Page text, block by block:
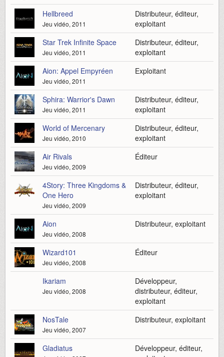
Hellbreed
Jeu vidéo, 2011
Distributeur, éditeur,
exploitant
Star Trek Infinite Space
Jeu vidéo, 2011
Distributeur, éditeur,
exploitant
Aion: Appel Empyréen
Jeu vidéo, 2011
Exploitant
Sphira: Warrior's Dawn
Jeu vidéo, 2011
Distributeur, éditeur,
exploitant
World of Mercenary
Jeu vidéo, 2010
Distributeur, éditeur,
exploitant
Air Rivals
Jeu vidéo, 2009
Éditeur
4Story: Three Kingdoms &
One Hero
Jeu vidéo, 2009
Distributeur, éditeur,
exploitant
Aion
Jeu vidéo, 2008
Distributeur, exploitant
Wizard101
Jeu vidéo, 2008
Éditeur
Ikariam
Jeu vidéo, 2008
Développeur,
distributeur, éditeur,
exploitant
NosTale
Jeu vidéo, 2007
Distributeur, exploitant
Gladiatus
Développeur, éditeur,